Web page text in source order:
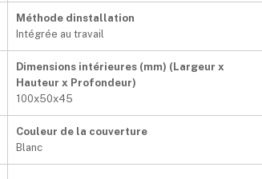
Méthode dinstallation
Intégrée au travail
Dimensions intérieures (mm) (Largeur x
Hauteur x Profondeur)
100x50x45
Couleur de la couverture
Blanc